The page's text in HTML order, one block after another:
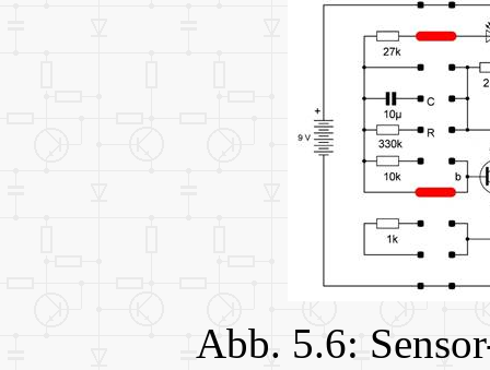
Abb. 5.6: